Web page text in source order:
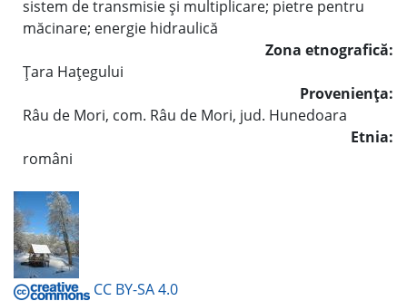
sistem de transmisie şi multiplicare; pietre pentru
măcinare; energie hidraulică
Zona etnografică:
Ţara Haţegului
Provenienţa:
Râu de Mori, com. Râu de Mori, jud. Hunedoara
Etnia:
români
CC BY-SA 4.0